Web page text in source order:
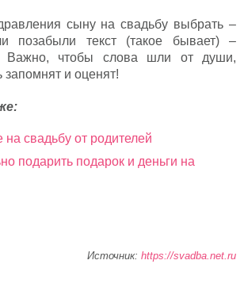
сыну на свадьбу выбрать –
позабыли текст (такое бывает) –
Важно, чтобы слова шли от души,
запомнят и оценят!
свадьбу от родителей
подарить подарок и деньги на
Источник: https://svadba.net.ru